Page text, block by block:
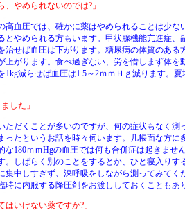
、やめられないのでは?」
高血圧では、確かに薬はやめられることは少な
とやめられる方もいます。甲状腺機能亢進症、
治せば血圧は下がります。糖尿病の体質のある
上がります。食べ過ぎない、労を惜しまず体を
1kg減らせば血圧は1.5～2ｍｍＨｇ減ります。
した」
ただくことが多いのですが、何の症状もなく測
ったというお話を時々伺います。几帳面な方に
な180ｍｍHgの血圧では何も合併症は起きませ
。しばらく別のことをするとか、ひと寝入りす
集中しすぎず、深呼吸をしながら測ってみてく
時に内服する降圧剤をお渡ししておくこともあ
はいけない薬ですか?」